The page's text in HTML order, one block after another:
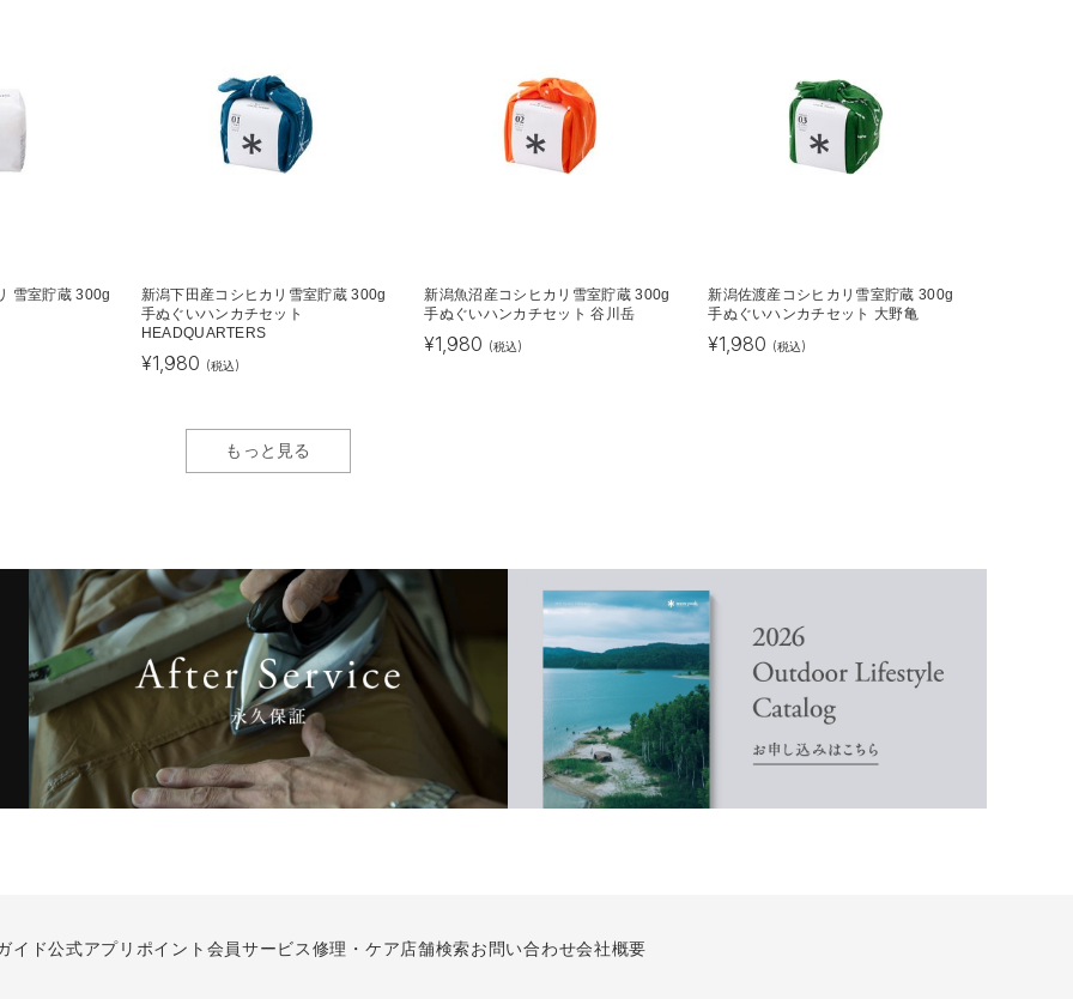
雪室貯蔵 300g
新潟下田産コシヒカリ雪室貯蔵 300g
手ぬぐいハンカチセット
HEADQUARTERS
¥1,980 (税込)
新潟魚沼産コシヒカリ雪室貯蔵 300g
手ぬぐいハンカチセット 谷川岳
¥1,980 (税込)
新潟佐渡産コシヒカリ雪室貯蔵 300g
手ぬぐいハンカチセット 大野亀
¥1,980 (税込)
もっと見る
イド公式アプリ ポイント会員サービス修理・ケア店舗検索お問い合わせ会社概要